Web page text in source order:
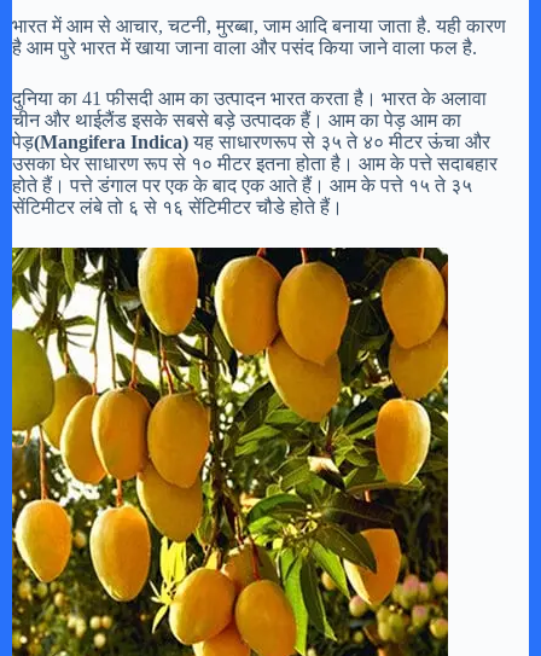
भारत में आम से आचार, चटनी, मुरब्बा, जाम आदि बनाया जाता है. यही कारण
है आम पुरे भारत में खाया जाना वाला और पसंद किया जाने वाला फल है.
दुनिया का 41 फीसदी आम का उत्पादन भारत करता है। भारत के अलावा
चीन और थाईलैंड इसके सबसे बड़े उत्पादक हैं। आम का पेड़ आम का
पेड़(Mangifera Indica)यह साधारणरूप से ३५ ते ४० मीटर ऊंचा और
उसका घेर साधारण रूप से १० मीटर इतना होता है। आम के पत्ते सदाबहार
होते हैं। पत्ते डंगाल पर एक के बाद एक आते हैं। आम के पत्ते १५ ते ३५
सेंटिमीटर लंबे तो ६ से १६ सेंटिमीटर चौडे होते हैं।